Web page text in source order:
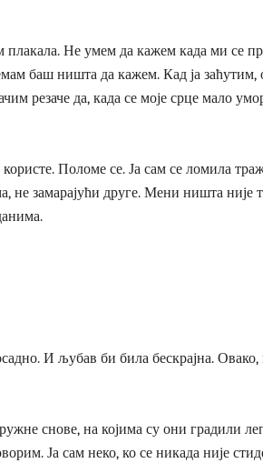
Не умем да кажем када ми се
баш ништа да кажем. Кад ја заћутим,
резаче да, када се моје срце мало
Поломе се. Ја сам се ломила
замарајући друге. Мени ништа није
И љубав би била бескрајна.
снове, на којима су они градили
Ја сам неко, ко се никада није